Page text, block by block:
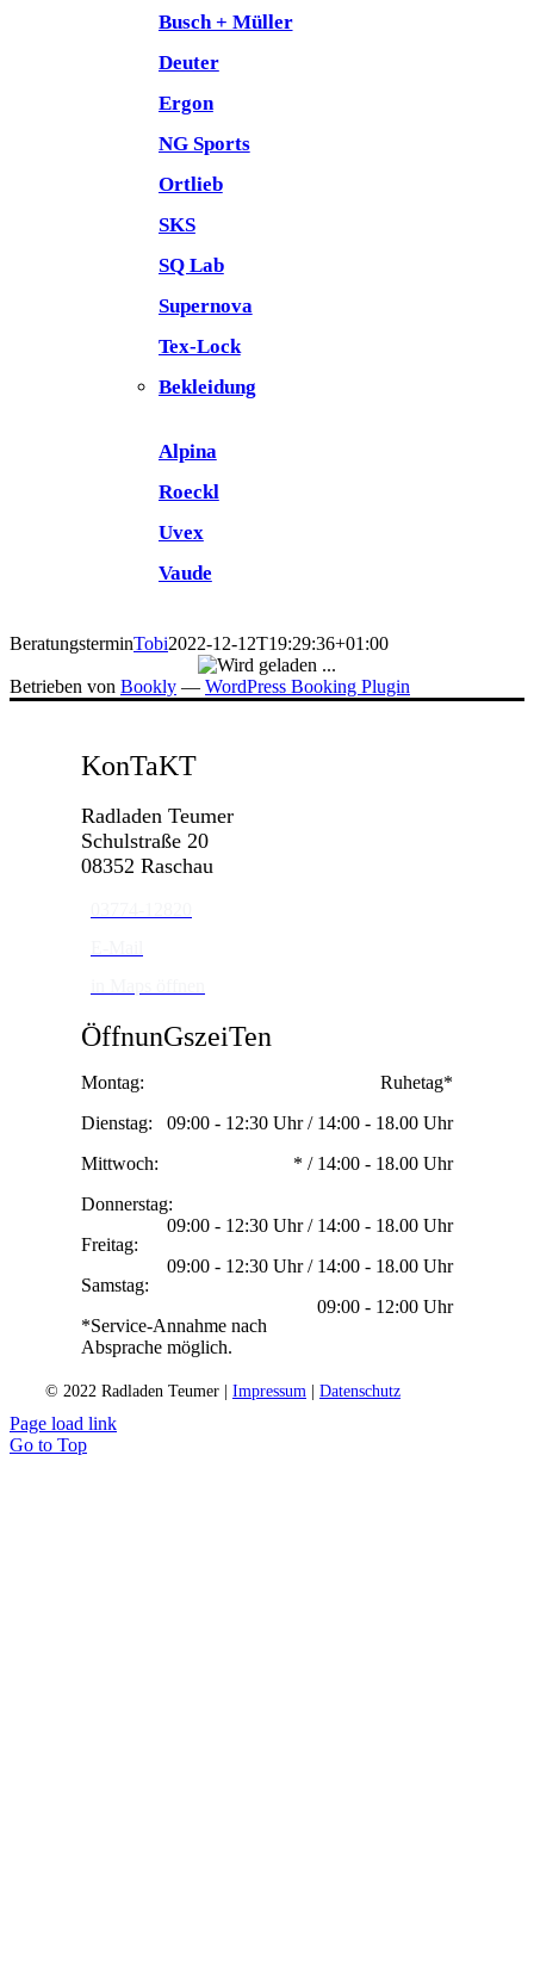
Busch + Müller
Deuter
Ergon
NG Sports
Ortlieb
SKS
SQ Lab
Supernova
Tex-Lock
Bekleidung
Alpina
Roeckl
Uvex
Vaude
BeratungsterminTobi2022-12-12T19:29:36+01:00
Betrieben von Bookly — WordPress Booking Plugin
KonTaKT
Radladen Teumer
Schulstraße 20
08352 Raschau
ÖffnunGszeiTen
Montag:
Ruhetag*
Dienstag:
09:00 - 12:30 Uhr / 14:00 - 18.00 Uhr
Mittwoch:
* / 14:00 - 18.00 Uhr
Donnerstag:
09:00 - 12:30 Uhr / 14:00 - 18.00 Uhr
Freitag:
09:00 - 12:30 Uhr / 14:00 - 18.00 Uhr
Samstag:
09:00 - 12:00 Uhr
*Service-Annahme nach
Absprache möglich.
© 2022 Radladen Teumer | Impressum| Datenschutz
Page load link
Go to Top